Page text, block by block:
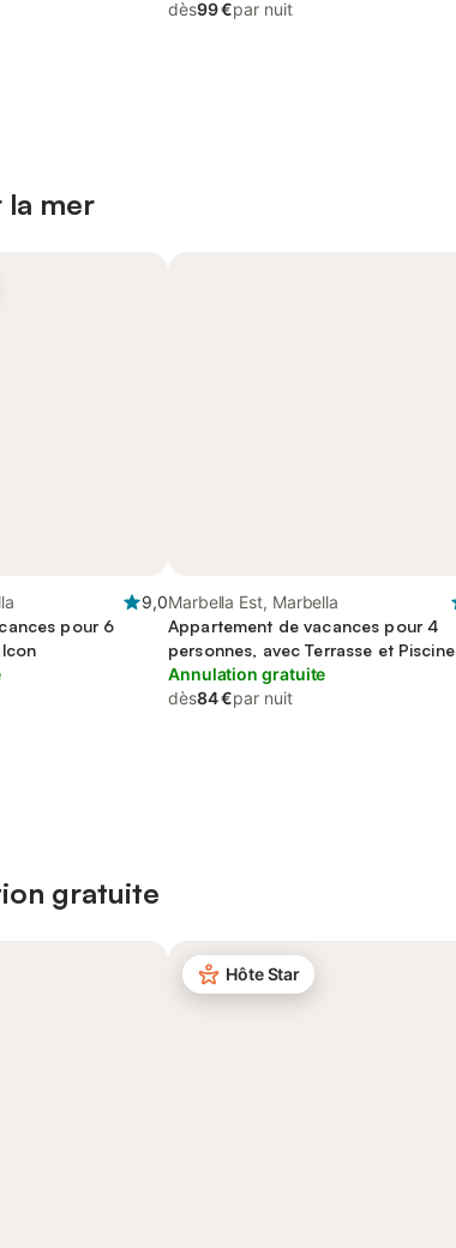
dès99 €par nuit
la mer
9,0
pour 6
Marbella Est, Marbella
Appartement de vacances pour 4
personnes, avec Terrasse et Piscine
Annulation gratuite
dès84 €par nuit
gratuite
Hôte Star